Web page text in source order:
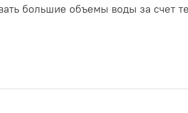
большие объемы воды за счет